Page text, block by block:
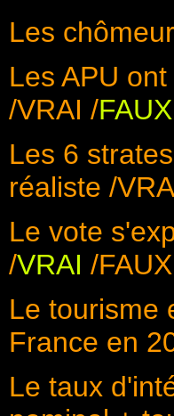
Les
Les APU
/VRAI /FAUX
Les 6
réaliste /
Le vote
/VRAI /
Le tourisme
France en
Le taux